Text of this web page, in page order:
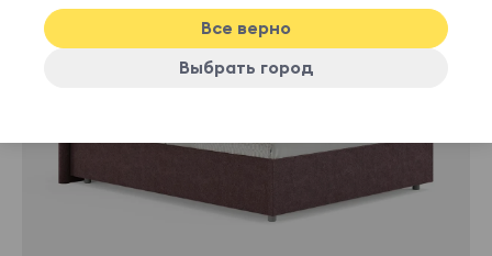
Все верно
Выбрать город